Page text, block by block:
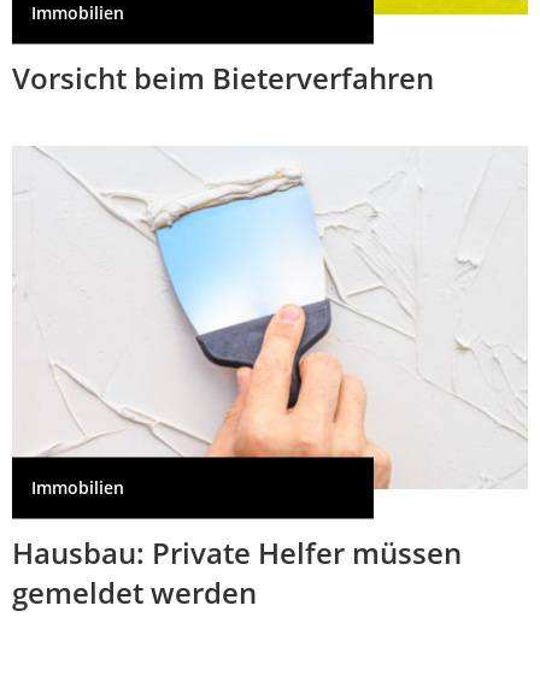
Immobilien
Vorsicht beim Bieterverfahren
Immobilien
Hausbau: Private Helfer müssen
gemeldet werden